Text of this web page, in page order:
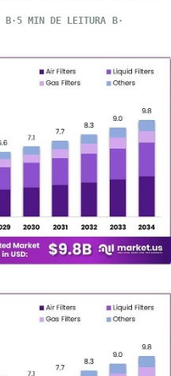
5 MIN DE LEITURA